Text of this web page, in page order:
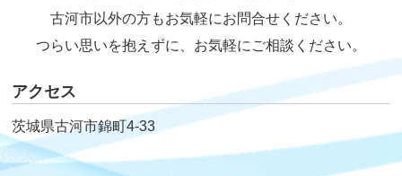
古河市以外の方もお気軽にお問合せください。
つらい思いを抱えずに、お気軽にご相談ください。
アクセス
茨城県古河市錦町4-33